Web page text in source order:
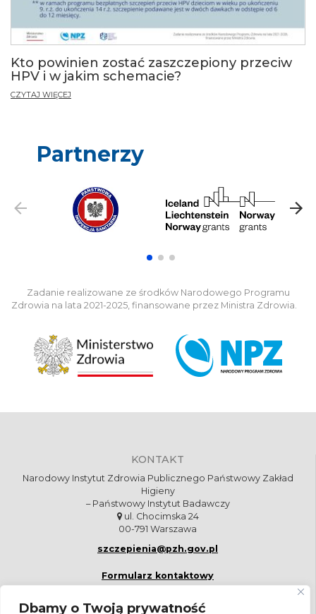
Dbamy o Twoją prywatność
Kto powinien zostać zaszczepiony przeciw
HPV i w jakim schemacie?
CZYTAJ WIĘCEJ
Partnerzy
Zadanie realizowane ze środków Narodowego Programu
Zdrowia na lata 2021-2025, finansowane przez Ministra Zdrowia.
KONTAKT
Narodowy Instytut Zdrowia Publicznego Państwowy Zakład
Higieny
– Państwowy Instytut Badawczy
ul. Chocimska 24
00-791 Warszawa
szczepienia@pzh.gov.pl
Formularz kontaktowy